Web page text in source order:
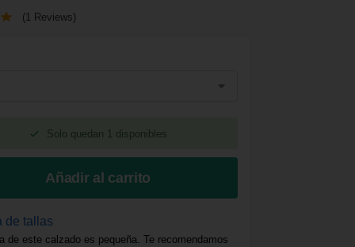
(1 Reviews)
Solo quedan 1 disponibles
Añadir al carrito
de tallas
de este calzado es pequeña. Te recomendamos